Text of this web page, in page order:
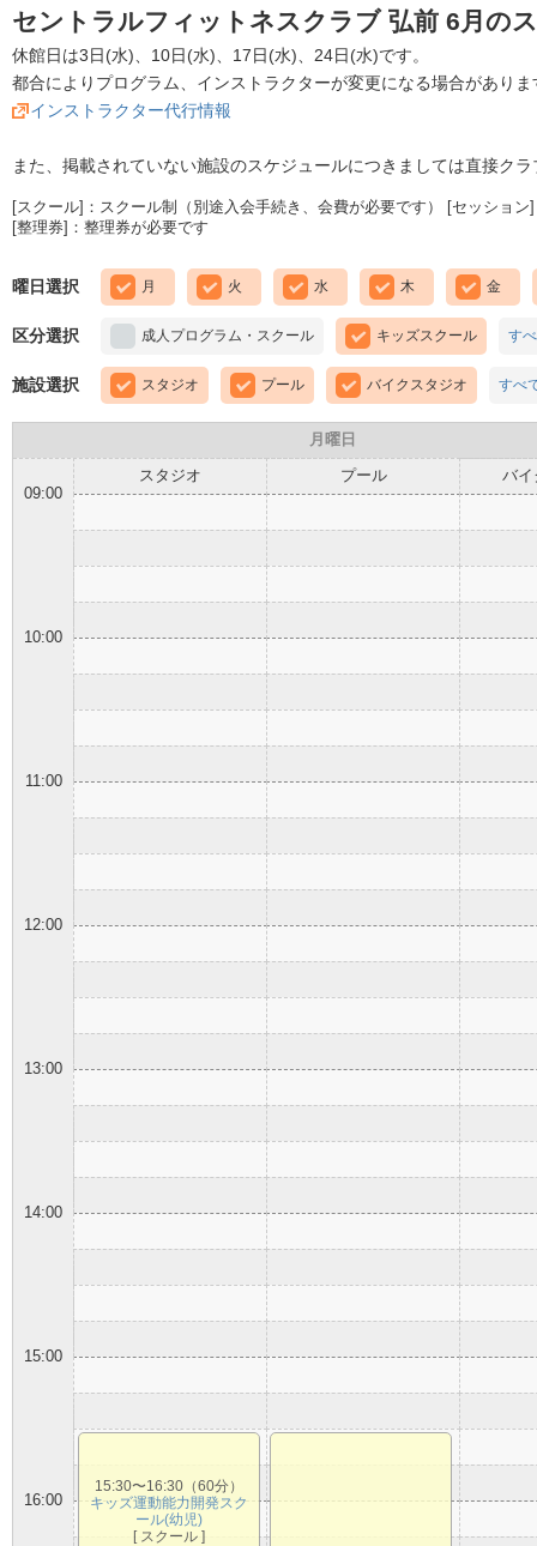
セントラルフィットネスクラブ 弘前 6月の
休館日は3日(水)、10日(水)、17日(水)、24日(水)です。
都合によりプログラム、インストラクターが変更になる場合がありま
インストラクター代行情報
また、掲載されていない施設のスケジュールにつきましては直接ク
[スクール]：スクール制（別途入会手続き、会費が必要です） [セッショ
[整理券]：整理券が必要です
曜日選択 月 火 水 木 金
区分選択 成人プログラム・スクール キッズスクール す
施設選択 スタジオ プール バイクスタジオ すべ
月曜日
スタジオ プール
バイ
09:00
10:00
11:00
12:00
13:00
14:00
15:00
16:00
15:30〜16:30（60分）
キッズ運動能力開発スク
ール(幼児)
[ スクール ]